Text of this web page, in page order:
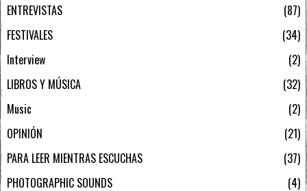
ENTREVISTAS
87
FESTIVALES
34
Interview
2
LIBROS Y MÚSICA
32
Music
2
OPINIÓN
21
PARA LEER MIENTRAS ESCUCHAS
37
PHOTOGRAPHIC SOUNDS
4